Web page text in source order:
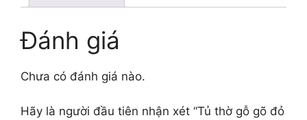
Đánh giá
Chưa có đánh giá nào.
Hãy là người đầu tiên nhận xét “Tủ thờ gỗ gõ đỏ